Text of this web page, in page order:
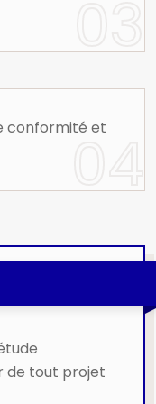
conformité et
de tout projet